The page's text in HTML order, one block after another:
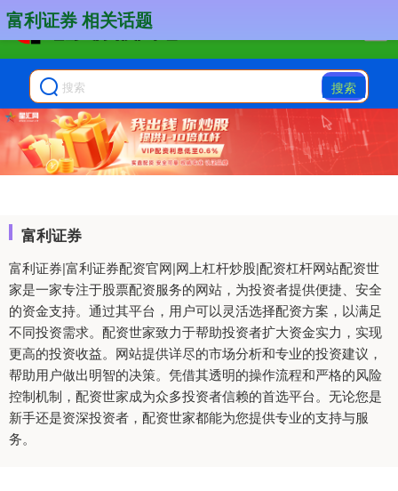
搜索
富利证券
富利证券|富利证券配资官网|网上杠杆炒股|配资杠杆网站配资世
家是一家专注于股票配资服务的网站，为投资者提供便捷、安全
的资金支持。通过其平台，用户可以灵活选择配资方案，以满足
不同投资需求。配资世家致力于帮助投资者扩大资金实力，实现
更高的投资收益。网站提供详尽的市场分析和专业的投资建议，
帮助用户做出明智的决策。凭借其透明的操作流程和严格的风险
控制机制，配资世家成为众多投资者信赖的首选平台。无论您是
新手还是资深投资者，配资世家都能为您提供专业的支持与服
务。
富利证券 相关话题